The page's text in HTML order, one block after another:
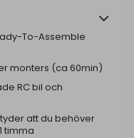
To-Assemble
monters (ca 60min)
RC bil och
att du behöver
timma